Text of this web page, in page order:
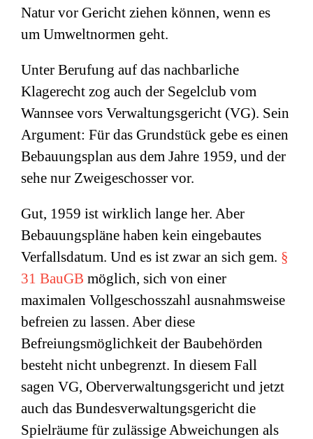
Natur vor Gericht ziehen können, wenn es
um Umweltnormen geht.
Unter Berufung auf das nachbarliche
Klagerecht zog auch der Segelclub vom
Wannsee vors Verwaltungsgericht (VG). Sein
Argument: Für das Grundstück gebe es einen
Bebauungsplan aus dem Jahre 1959, und der
sehe nur Zweigeschosser vor.
Gut, 1959 ist wirklich lange her. Aber
Bebauungspläne haben kein eingebautes
Verfallsdatum. Und es ist zwar an sich gem. §
31 BauGB möglich, sich von einer
maximalen Vollgeschosszahl ausnahmsweise
befreien zu lassen. Aber diese
Befreiungsmöglichkeit der Baubehörden
besteht nicht unbegrenzt. In diesem Fall
sagen VG, Oberverwaltungsgericht und jetzt
auch das Bundesverwaltungsgericht die
Spielräume für zulässige Abweichungen als